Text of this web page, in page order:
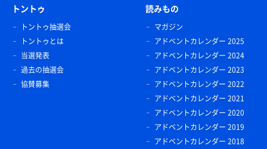
トントゥ
トントゥ抽選会
トントゥとは
当選発表
過去の抽選会
協賛募集
読みもの
マガジン
アドベントカレンダー 2025
アドベントカレンダー 2024
アドベントカレンダー 2023
アドベントカレンダー 2022
アドベントカレンダー 2021
アドベントカレンダー 2020
アドベントカレンダー 2019
アドベントカレンダー 2018